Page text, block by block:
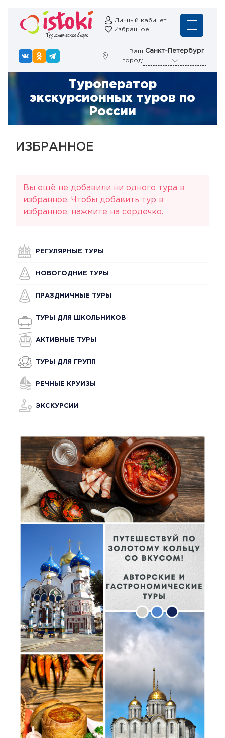
Личный кабинет
Избранное
Ваш
город:
Туроператор
экскурсионных туров по
России
РЕГУЛЯРНЫЕ ТУРЫ
НОВОГОДНИЕ ТУРЫ
ПРАЗДНИЧНЫЕ ТУРЫ
ТУРЫ ДЛЯ ШКОЛЬНИКОВ
АКТИВНЫЕ ТУРЫ
ТУРЫ ДЛЯ ГРУПП
РЕЧНЫЕ КРУИЗЫ
ЭКСКУРСИИ
ИЗБРАННОЕ
Вы ещё не добавили ни одного тура в
избранное. Чтобы добавить тур в
избранное, нажмите на сердечко.